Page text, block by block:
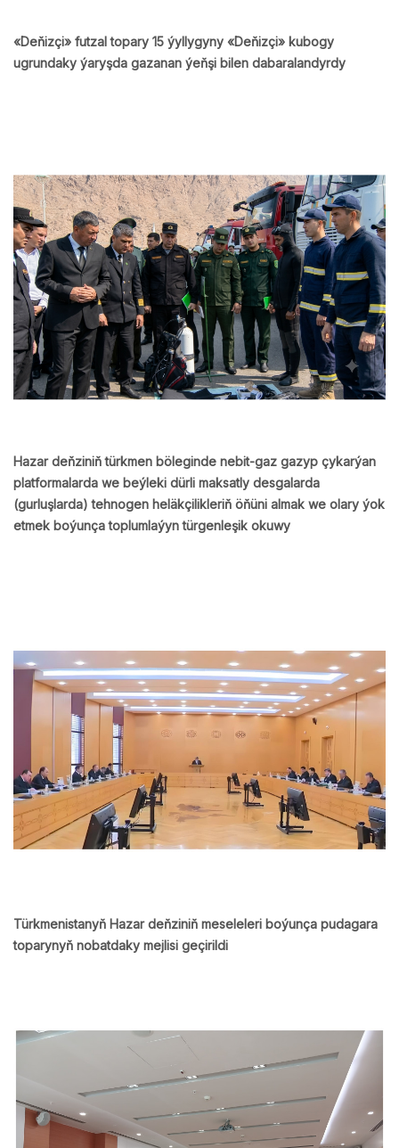
«Deňizçi» futzal topary 15 ýyllygyny «Deňizçi» kubogy
ugrundaky ýaryşda gazanan ýeňşi bilen dabaralandyrdy
Hazar deňziniň türkmen böleginde nebit-gaz gazyp çykarýan
platformalarda we beýleki dürli maksatly desgalarda
(gurluşlarda) tehnogen heläkçilikleriň öňüni almak we olary ýok
etmek boýunça toplumlaýyn türgenleşik okuwy
Türkmenistanyň Hazar deňziniň meseleleri boýunça pudagara
toparynyň nobatdaky mejlisi geçirildi